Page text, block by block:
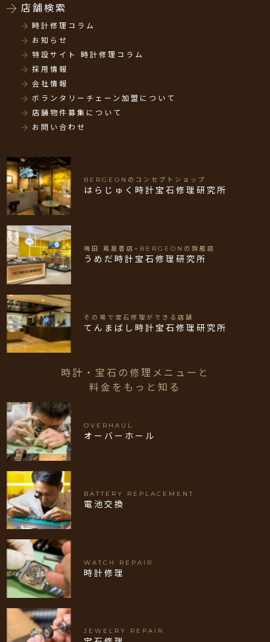
店舗検索
時計修理コラム
お知らせ
特設サイト 時計修理コラム
採用情報
会社情報
ボランタリーチェーン加盟について
店舗物件募集について
お問い合わせ
BERGEONのコンセプトショップ
はらじゅく時計宝石修理研究所
梅田 蔦屋書店×BERGEONの旗艦店
うめだ時計宝石修理研究所
その場で宝石修理ができる店舗
てんまばし時計宝石修理研究所
時計・宝石の修理メニューと
料金をもっと知る
OVERHAUL
オーバーホール
BATTERY REPLACEMENT
電池交換
WATCH REPAIR
時計修理
JEWELRY REPAIR